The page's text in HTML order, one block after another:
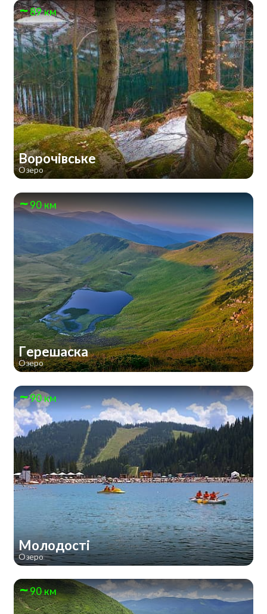
89 км
Ворочівське
Озеро
90 км
Герешаска
Озеро
90 км
Молодості
Озеро
90 км